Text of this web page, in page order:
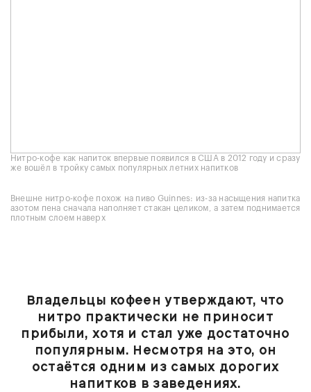
Нитро-кофе как напиток впервые появился в США в 2012 году и сразу
же вошёл в тройку самых популярных летних напитков
Владельцы кофеен утверждают, что
нитро практически не приносит
прибыли, хотя и стал уже достаточно
популярным. Несмотря на это, он
остаётся одним из самых дорогих
напитков в заведениях.
Внешне нитро-кофе похож на пиво Guinnes: из-за насыщения напитка
азотом пена сначала наполняет стакан целиком, а затем поднимается
плотным слоем наверх